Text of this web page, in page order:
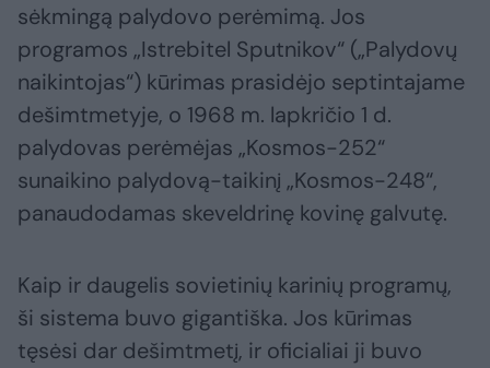
sėkmingą palydovo perėmimą. Jos
programos „Istrebitel Sputnikov“ („Palydovų
naikintojas“) kūrimas prasidėjo septintajame
dešimtmetyje, o 1968 m. lapkričio 1 d.
palydovas perėmėjas „Kosmos-252“
sunaikino palydovą-taikinį „Kosmos-248“,
panaudodamas skeveldrinę kovinę galvutę.
Kaip ir daugelis sovietinių karinių programų,
ši sistema buvo gigantiška. Jos kūrimas
tęsėsi dar dešimtmetį, ir oficialiai ji buvo